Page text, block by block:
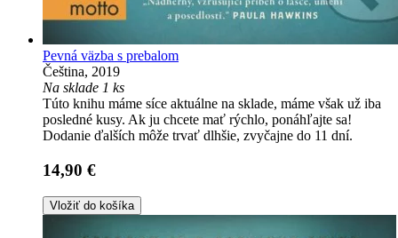
Pevná väzba s prebalom
Čeština, 2019
Na sklade 1 ks
Túto knihu máme síce aktuálne na sklade, máme však už iba
posledné kusy. Ak ju chcete mať rýchlo, ponáhľajte sa!
Dodanie ďalších môže trvať dlhšie, zvyčajne do 11 dní.
14,90 €
Vložiť do košíka